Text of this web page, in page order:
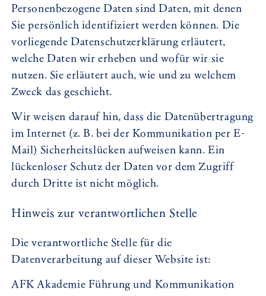
Personenbezogene Daten sind Daten, mit denen
Sie persönlich identifiziert werden können. Die
vorliegende Datenschutzerklärung erläutert,
welche Daten wir erheben und wofür wir sie
nutzen. Sie erläutert auch, wie und zu welchem
Zweck das geschieht.
Wir weisen darauf hin, dass die Datenübertragung
im Internet (z. B. bei der Kommunikation per E-
Mail) Sicherheitslücken aufweisen kann. Ein
lückenloser Schutz der Daten vor dem Zugriff
durch Dritte ist nicht möglich.
Hinweis zur verantwortlichen Stelle
Die verantwortliche Stelle für die
Datenverarbeitung auf dieser Website ist:
AFK Akademie Führung und Kommunikation